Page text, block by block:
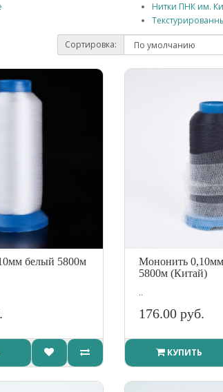
Нитки ПНК им.
Сортировка:
белый 5800м
Мононить
5800м (Китай)
..
176.00 руб.
КУПИТЬ